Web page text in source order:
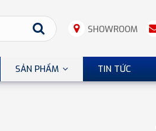
SHOWROOM
SẢN PHẨM TIN TỨC